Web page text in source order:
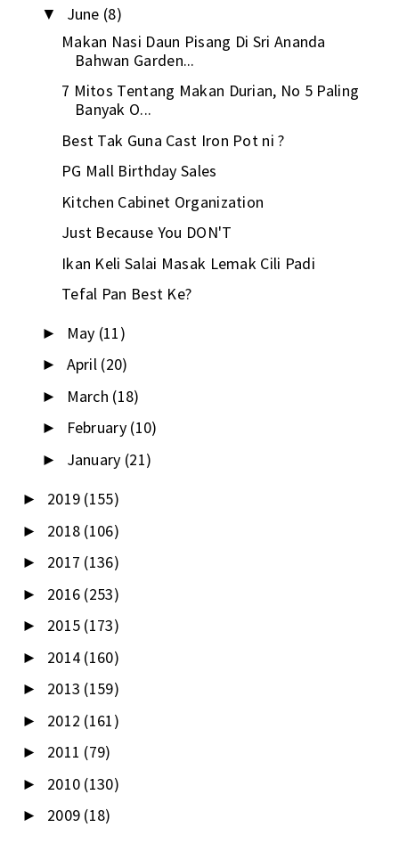
▼ June (8)
Makan Nasi Daun Pisang Di Sri Ananda
Bahwan Garden...
7 Mitos Tentang Makan Durian, No 5 Paling
Banyak O...
Best Tak Guna Cast Iron Pot ni ?
PG Mall Birthday Sales
Kitchen Cabinet Organization
Just Because You DON'T
Ikan Keli Salai Masak Lemak Cili Padi
Tefal Pan Best Ke?
► May (11)
► April (20)
► March (18)
► February (10)
► January (21)
► 2019 (155)
► 2018 (106)
► 2017 (136)
► 2016 (253)
► 2015 (173)
► 2014 (160)
► 2013 (159)
► 2012 (161)
► 2011 (79)
► 2010 (130)
► 2009 (18)